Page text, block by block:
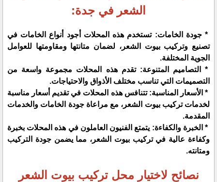
الشعر في جدة:
* جودة الخامات: تستخدم هذه المحلات أجود أنواع الخامات في
تصنيع وتركيب بيوت الشعر، لضمان متانتها ومقاومتها للعوامل
الجوية المختلفة.
* التصاميم المتنوعة: تقدم هذه المحلات مجموعة واسعة من
التصميمات التي تناسب مختلف الأذواق والاحتياجات.
* الأسعار المناسبة: تتنافس هذه المحلات في تقديم أسعار مناسبة
لخدمات تركيب بيوت الشعر، مع مراعاة جودة الخامات والخدمات
المقدمة.
* الخبرة والكفاءة: يتمتع الفنيون العاملون في هذه المحلات بخبرة
وكفاءة عالية في تركيب بيوت الشعر، مما يضمن جودة التركيب
ومتانته.
نصائح لاختيار محل تركيب بيوت الشعر